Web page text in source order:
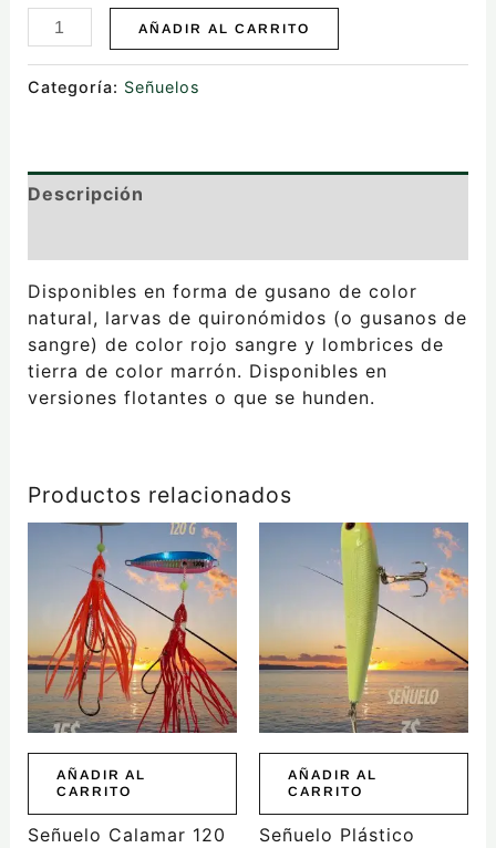
AÑADIR AL CARRITO
Categoría: Señuelos
Descripción
Disponibles en forma de gusano de color
natural, larvas de quironómidos (o gusanos de
sangre) de color rojo sangre y lombrices de
tierra de color marrón. Disponibles en
versiones flotantes o que se hunden.
Productos relacionados
AÑADIR AL
CARRITO
Señuelo Calamar 120
AÑADIR AL
CARRITO
Señuelo Plástico